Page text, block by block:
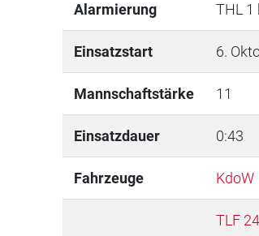
Alarmierung THL 1
Einsatzstart 6.
Mannschaftstärke 11
Einsatzdauer 0:43
Fahrzeuge KdoW
TLF